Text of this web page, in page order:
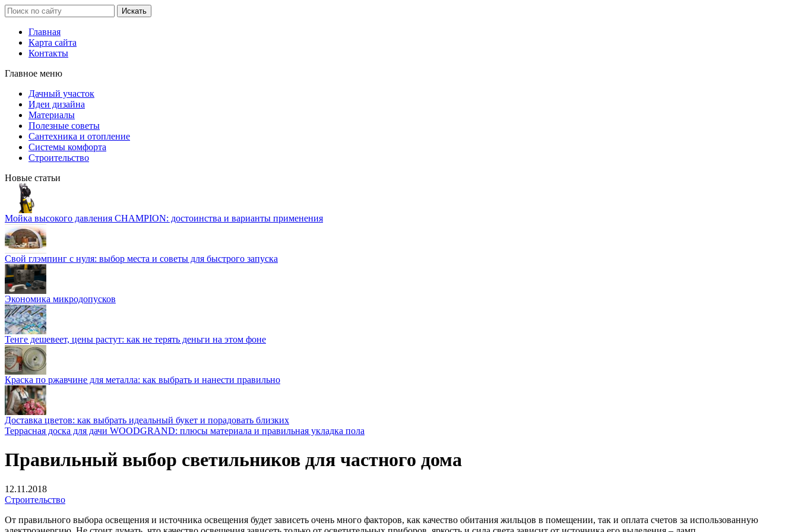
Главная
Карта сайта
Контакты
Главное меню
Дачный участок
Идеи дизайна
Материалы
Полезные советы
Сантехника и отопление
Системы комфорта
Строительство
Новые статьи
Мойка высокого давления CHAMPION: достоинства и варианты применения
Свой глэмпинг с нуля: выбор места и советы для быстрого запуска
Экономика микродопусков
Тенге дешевеет, цены растут: как не терять деньги на этом фоне
Краска по ржавчине для металла: как выбрать и нанести правильно
Доставка цветов: как выбрать идеальный букет и порадовать близких
Террасная доска для дачи WOODGRAND: плюсы материала и правильная укладка пола
Правильный выбор светильников для частного дома
12.11.2018
Строительство
От правильного выбора освещения и источника освещения будет зависеть очень много факторов, как качество обитания жильцов в помещении, так и оплата счетов за использованную